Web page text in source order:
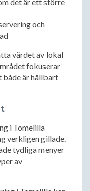
och
värdet av lokal
fokuserar
både är hållbart
i Tomelilla
verkligen gillade.
tydliga menyer
av